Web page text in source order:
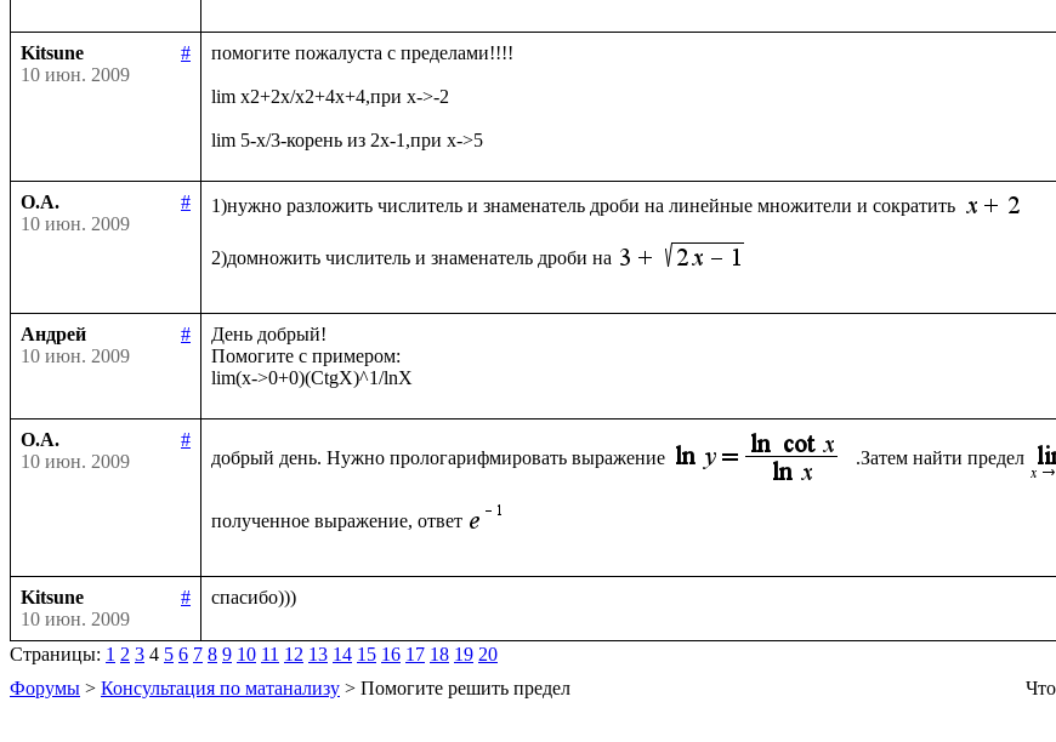
Kitsune
#
10 июн. 2009
помогите пожалуста с пределами!!!!
lim x2+2x/x2+4x+4,при x->-2
О.А.
#
10 июн. 2009
1)нужно разложить числитель и знаменатель дроби на линейные множители и сократить
2)домножить числитель и знаменатель дроби на
Андрей
#
10 июн. 2009
День добрый!
Помогите с примером:
О.А.
#
10 июн. 2009
добрый день. Нужно прологарифмировать выражение .Затем найти предел
полученное выражение, ответ
Kitsune
#
10 июн. 2009
Страницы: 1 2 3 4 5 6 7 8 9 10 11 12 13 14 15 16 17 18 19 20
Форумы > Консультация по матанализу > Помогите решить предел